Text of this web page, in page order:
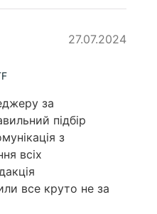
27.07.2024
за
підбір
з
всіх
все круто не за